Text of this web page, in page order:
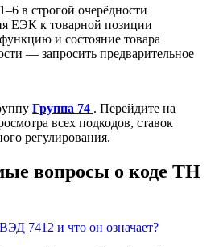
в строгой очерёдности
ЕЭК к товарной позиции
и состояние товара
— запросить предварительное
Группа 74 . Перейдите на
всех подкодов, ставок
регулирования.
вопросы о коде ТН
7412 и что он означает?